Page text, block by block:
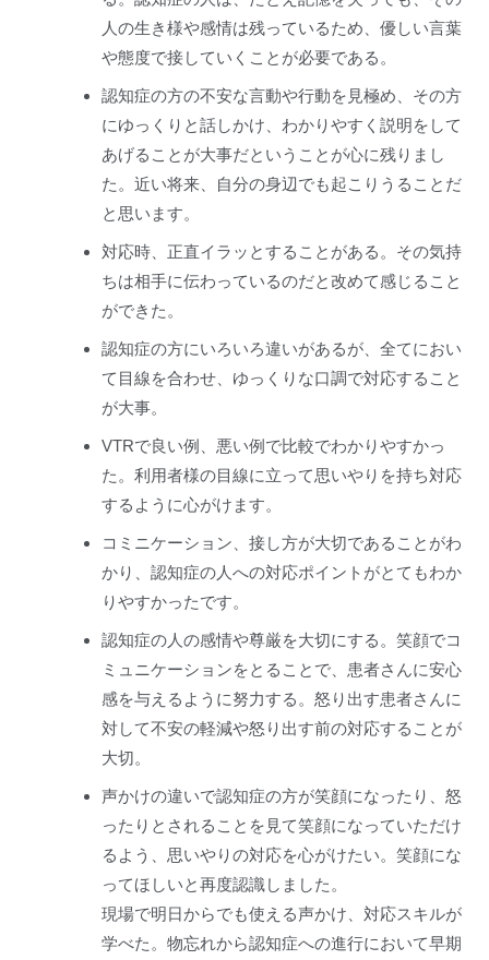
人の生き様や感情は残っているため、優しい言葉
や態度で接していくことが必要である。
認知症の方の不安な言動や行動を見極め、その方
にゆっくりと話しかけ、わかりやすく説明をして
あげることが大事だということが心に残りまし
た。近い将来、自分の身辺でも起こりうることだ
と思います。
対応時、正直イラッとすることがある。その気持
ちは相手に伝わっているのだと改めて感じること
ができた。
認知症の方にいろいろ違いがあるが、全てにおい
て目線を合わせ、ゆっくりな口調で対応すること
が大事。
VTRで良い例、悪い例で比較でわかりやすかっ
た。利用者様の目線に立って思いやりを持ち対応
するように心がけます。
コミニケーション、接し方が大切であることがわ
かり、認知症の人への対応ポイントがとてもわか
りやすかったです。
認知症の人の感情や尊厳を大切にする。笑顔でコ
ミュニケーションをとることで、患者さんに安心
感を与えるように努力する。怒り出す患者さんに
対して不安の軽減や怒り出す前の対応することが
大切。
声かけの違いで認知症の方が笑顔になったり、怒
ったりとされることを見て笑顔になっていただけ
るよう、思いやりの対応を心がけたい。笑顔にな
ってほしいと再度認識しました。
現場で明日からでも使える声かけ、対応スキルが
学べた。物忘れから認知症への進行において早期